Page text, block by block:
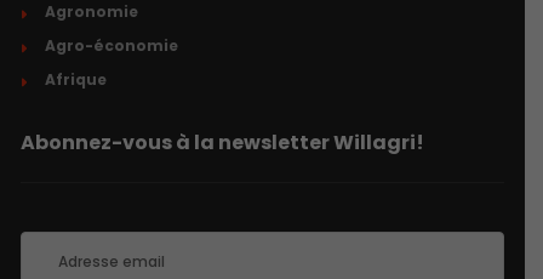
Agronomie
Agro-économie
Afrique
Abonnez-vous à la newsletter Willagri!